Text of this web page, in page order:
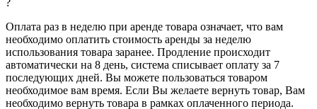
?
Оплата раз в неделю при аренде товара означает, что вам
необходимо оплатить стоимость аренды за неделю
использования товара заранее. Продление происходит
автоматически на 8 день, система списывает оплату за 7
последующих дней. Вы можете пользоваться товаром
необходимое вам время. Если Вы желаете вернуть товар, Вам
необходимо вернуть товара в рамках оплаченного периода.